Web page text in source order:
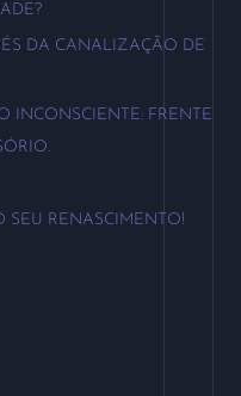
DA CANALIZAÇÃO DE
INCONSCIENTE: FRENTE
SEU RENASCIMENTO!